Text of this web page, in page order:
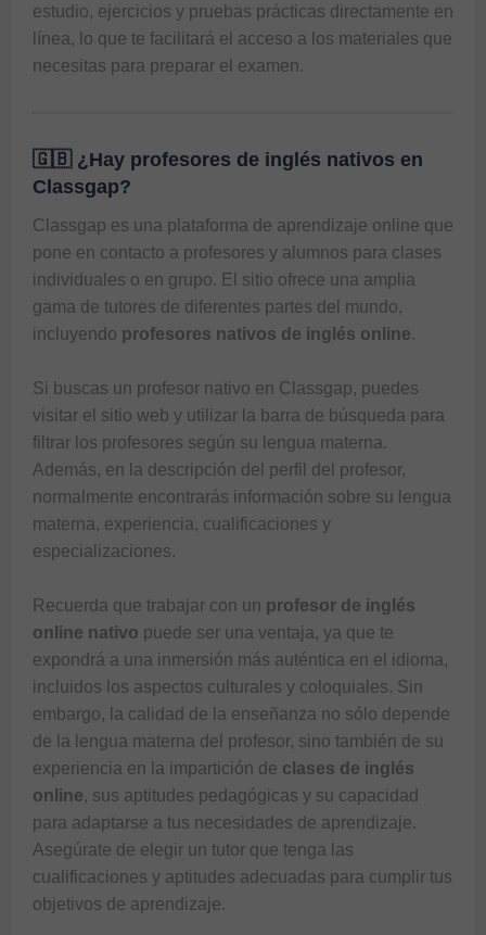
estudio, ejercicios y pruebas prácticas directamente en
línea, lo que te facilitará el acceso a los materiales que
necesitas para preparar el examen.
🇬🇧 ¿Hay profesores de inglés nativos en
Classgap?
Classgap es una plataforma de aprendizaje online que
pone en contacto a profesores y alumnos para clases
individuales o en grupo. El sitio ofrece una amplia
gama de tutores de diferentes partes del mundo,
incluyendo profesores nativos de inglés online.
Si buscas un profesor nativo en Classgap, puedes
visitar el sitio web y utilizar la barra de búsqueda para
filtrar los profesores según su lengua materna.
Además, en la descripción del perfil del profesor,
normalmente encontrarás información sobre su lengua
materna, experiencia, cualificaciones y
especializaciones.
Recuerda que trabajar con un profesor de inglés
online nativo puede ser una ventaja, ya que te
expondrá a una inmersión más auténtica en el idioma,
incluidos los aspectos culturales y coloquiales. Sin
embargo, la calidad de la enseñanza no sólo depende
de la lengua materna del profesor, sino también de su
experiencia en la impartición de clases de inglés
online, sus aptitudes pedagógicas y su capacidad
para adaptarse a tus necesidades de aprendizaje.
Asegúrate de elegir un tutor que tenga las
cualificaciones y aptitudes adecuadas para cumplir tus
objetivos de aprendizaje.